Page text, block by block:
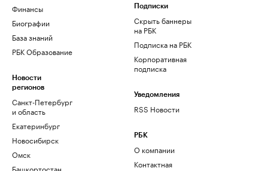
Финансы
Биографии
База знаний
РБК Образование
Новости
регионов
Санкт-Петербург
и область
Екатеринбург
Новосибирск
Омск
Башкортостан
Подписки
Скрыть баннеры
на РБК
Подписка на РБК
Корпоративная
подписка
Уведомления
RSS Новости
РБК
О компании
Контактная